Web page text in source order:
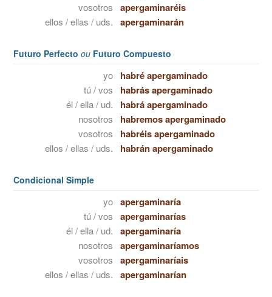
vosotros apergaminaréis
ellos / ellas / uds. apergaminarán
Futuro Perfecto ou Futuro Compuesto
yo habré apergaminado
tú / vos habrás apergaminado
él / ella / ud. habrá apergaminado
nosotros habremos apergaminado
vosotros habréis apergaminado
ellos / ellas / uds. habrán apergaminado
Condicional Simple
yo apergaminaría
tú / vos apergaminarías
él / ella / ud. apergaminaría
nosotros apergaminaríamos
vosotros apergaminaríais
ellos / ellas / uds. apergaminarían